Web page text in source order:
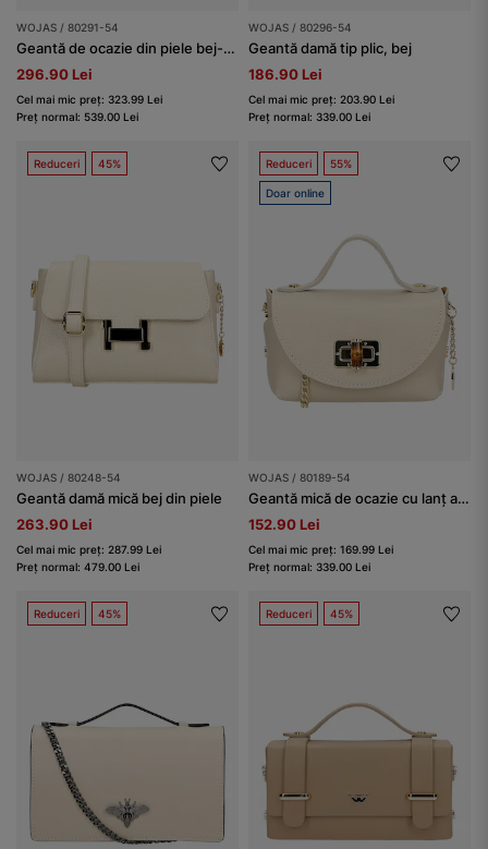
WOJAS / 80291-54
Geantă de ocazie din piele bej-deschis cu elemente aurii
296.90 Lei
Cel mai mic preț: 323.99 Lei
Preț normal: 539.00 Lei
WOJAS / 80296-54
Geantă damă tip plic, bej
186.90 Lei
Cel mai mic preț: 203.90 Lei
Preț normal: 339.00 Lei
Reduceri 45%
WOJAS / 80248-54
Geantă damă mică bej din piele
263.90 Lei
Cel mai mic preț: 287.99 Lei
Preț normal: 479.00 Lei
Reduceri 55%
Doar online
WOJAS / 80189-54
Geantă mică de ocazie cu lanț auriu
152.90 Lei
Cel mai mic preț: 169.99 Lei
Preț normal: 339.00 Lei
Reduceri 45% Reduceri 45%